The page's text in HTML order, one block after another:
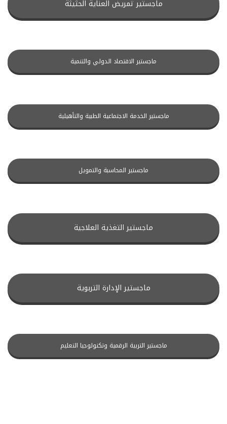
ماجستير تمريض العناية الحثيثة
ماجستير الاقتصاد الدولي والتنمية
ماجستير الخدمة الاجتماعية الطبية والتأهيلية
ماجستير المحاسبة والتمويل
ماجستير التغذية العلاجية
ماجستير الإدارة التربوية
ماجستير التربية الرقمية وتكنولوجيا التعليم